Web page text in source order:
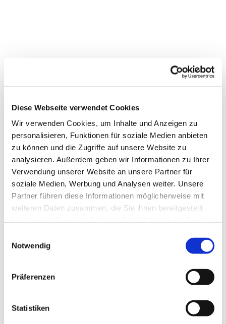
Diese Webseite verwendet Cookies
Wir verwenden Cookies, um Inhalte und Anzeigen zu
personalisieren, Funktionen für soziale Medien anbieten
zu können und die Zugriffe auf unsere Website zu
analysieren. Außerdem geben wir Informationen zu Ihrer
Verwendung unserer Website an unsere Partner für
soziale Medien, Werbung und Analysen weiter. Unsere
Partner führen diese Informationen möglicherweise mit
weiteren Daten zusammen, die Sie ihnen bereitgestellt
Notwendig
Präferenzen
Statistiken
Dies könnte Sie auch
interessieren